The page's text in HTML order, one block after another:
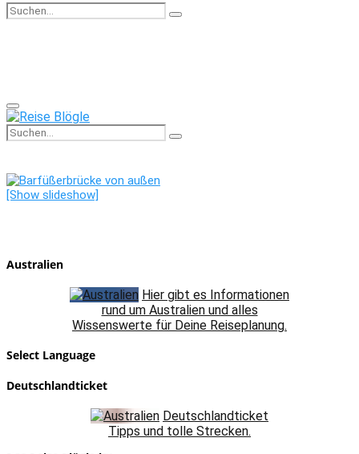
Search
Search
Primary
Menu
Search
for:
Search
[Show slideshow]
Australien
Hier gibt es Informationen
rund um Australien und alles
Wissenswerte für Deine Reiseplanung.
Select Language
Deutschlandticket
Deutschlandticket
Tipps und tolle Strecken.